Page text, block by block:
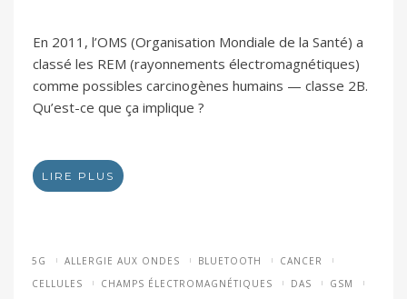
En 2011, l’OMS (Organisation Mondiale de la Santé) a
classé les REM (rayonnements électromagnétiques)
comme possibles carcinogènes humains — classe 2B.
Qu’est-ce que ça implique ?
LIRE PLUS
5G ALLERGIE AUX ONDES BLUETOOTH
CANCER
CELLULES
CHAMPS ÉLECTROMAGNÉTIQUES DAS GSM